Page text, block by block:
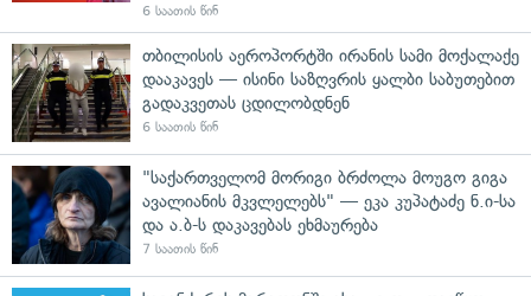
6 საათის წინ
თბილისის აეროპორტში ირანის სამი მოქალაქე
დააკავეს — ისინი საზღვრის ყალბი საბუთებით
გადაკვეთას ცდილობდნენ
6 საათის წინ
"საქართველომ მორიგი ბრძოლა მოუგო გიგა
ავალიანის მკვლელებს" — ეკა კუპატაძე ნ.ი-სა
და ა.ბ-ს დაკავებას ეხმაურება
7 საათის წინ